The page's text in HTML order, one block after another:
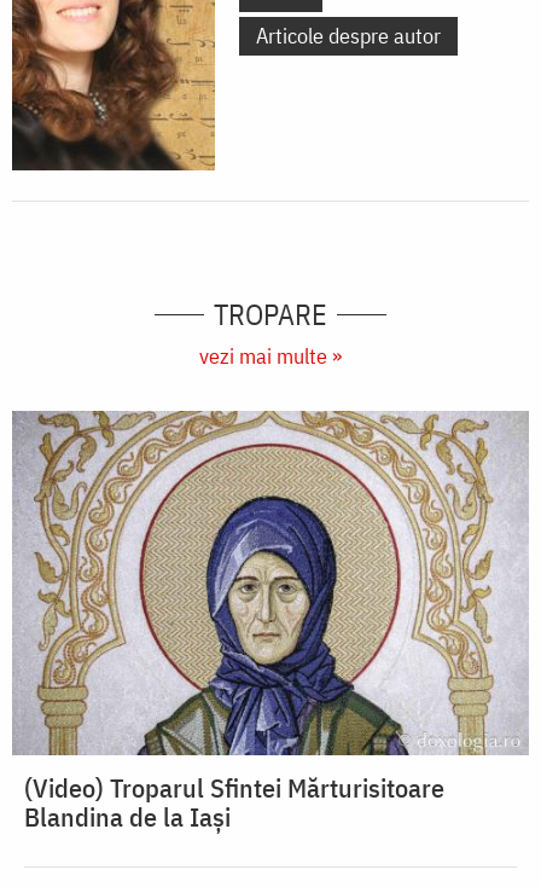
Articole despre autor
TROPARE
vezi mai multe »
(Video) Troparul Sfintei Mărturisitoare
Blandina de la Iași